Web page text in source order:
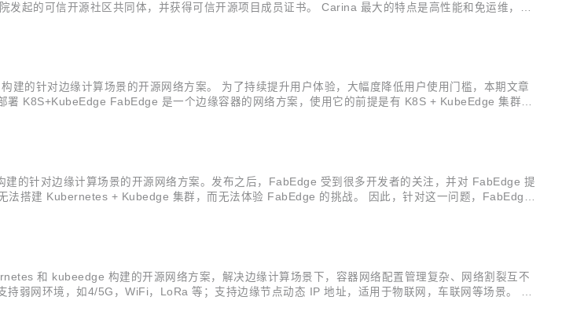
起的可信开源社区共同体，并获得可信开源项目成员证书。 Carina 最大的特点是高性能和免运维，为
的针对边缘计算场景的开源网络方案。 为了持续提升用户体验，大幅度降低用户使用门槛，本期文章
K8S+KubeEdge FabEdge 是一个边缘容器的网络方案，使用它的前提是有 K8S + KubeEdge 集群。
的针对边缘计算场景的开源网络方案。发布之后，FabEdge 受到很多开发者的关注，并对 FabEdge 提
搭建 Kubernetes + Kubedge 集群，而无法体验 FabEdge 的挑战。 因此，针对这一问题，FabEdge
和 kubeedge 构建的开源网络方案，解决边缘计算场景下，容器网络配置管理复杂、网络割裂互不
弱网环境，如4/5G，WiFi，LoRa 等；支持边缘节点动态 IP 地址，适用于物联网，车联网等场景。 目